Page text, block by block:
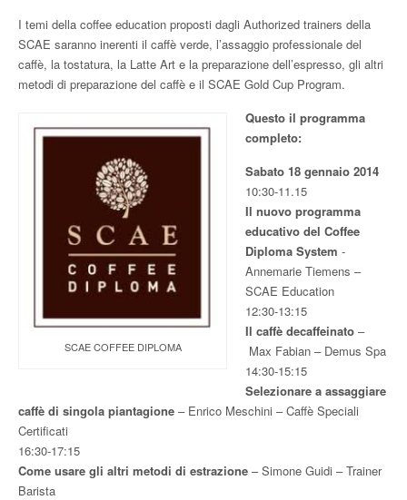
I temi della coffee education proposti dagli Authorized trainers della
SCAE saranno inerenti il caffè verde, l’assaggio professionale del
caffè, la tostatura, la Latte Art e la preparazione dell’espresso, gli altri
metodi di preparazione del caffè e il SCAE Gold Cup Program.
SCAE COFFEE DIPLOMA
Questo il programma
completo:
Sabato 18 gennaio 2014
10:30-11.15
Il nuovo programma
educativo del Coffee
Diploma System -
Annemarie Tiemens –
SCAE Education
12:30-13:15
Il caffè decaffeinato –
Max Fabian – Demus Spa
14:30-15:15
Selezionare a assaggiare
caffè di singola piantagione – Enrico Meschini – Caffè Speciali
Certificati
16:30-17:15
Come usare gli altri metodi di estrazione – Simone Guidi – Trainer
Barista